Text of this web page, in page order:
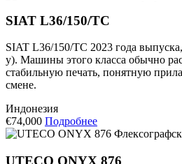
SIAT L36/150/TC
SIAT L36/150/TC 2023 года
у). Машины этого класса обычно
стабильную печать, понятную
смене.
Индонезия
€74,000 Подробнее
UTECO ONYX 876